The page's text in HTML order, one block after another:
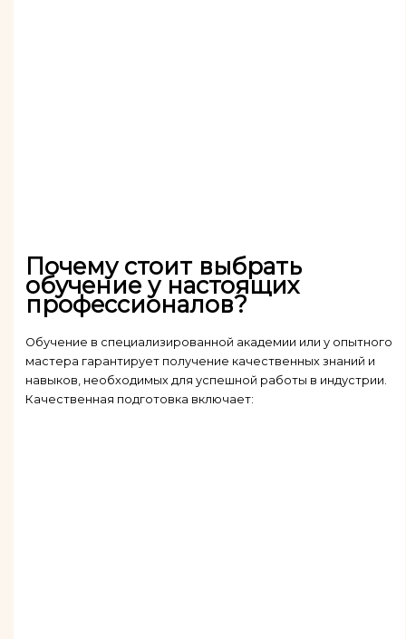
Почему стоит выбрать
обучение у настоящих
профессионалов?
Обучение в специализированной академии или у опытного
мастера гарантирует получение качественных знаний и
навыков, необходимых для успешной работы в индустрии.
Качественная подготовка включает: